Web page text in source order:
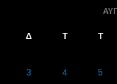
Δ Τ Τ
3
4 5